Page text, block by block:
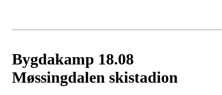
Bygdakamp 18.08
Møssingdalen skistadion